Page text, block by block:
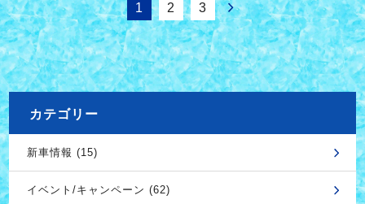
1 2 3
カテゴリー
新車情報 (15)
イベント/キャンペーン (62)